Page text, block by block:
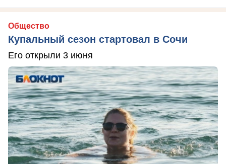
Общество
Купальный сезон стартовал в Сочи
Его открыли 3 июня